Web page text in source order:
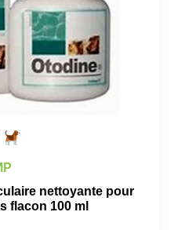
nettoyante pour
flacon 100 ml